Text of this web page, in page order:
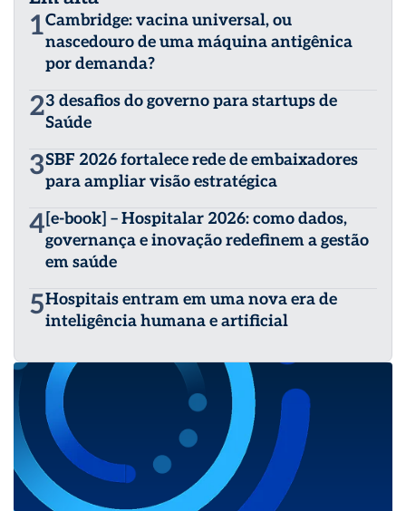
1Cambridge: vacina universal, ou
nascedouro de uma máquina antigênica
por demanda?
23 desafios do governo para startups de
Saúde
3SBF 2026 fortalece rede de embaixadores
para ampliar visão estratégica
4[e-book] – Hospitalar 2026: como dados,
governança e inovação redefinem a gestão
em saúde
5Hospitais entram em uma nova era de
inteligência humana e artificial